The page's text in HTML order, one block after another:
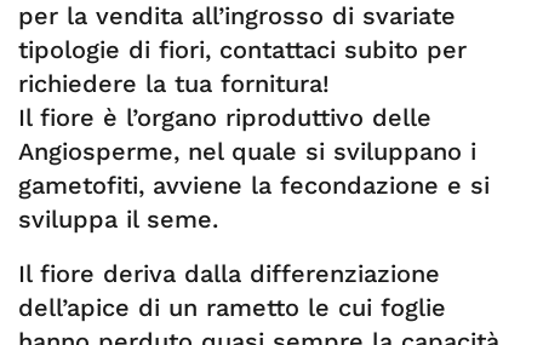
per la vendita all’ingrosso di svariate
tipologie di fiori, contattaci subito per
richiedere la tua fornitura!
Il fiore è l’organo riproduttivo delle
Angiosperme, nel quale si sviluppano i
gametofiti, avviene la fecondazione e si
sviluppa il seme.
Il fiore deriva dalla differenziazione
dell’apice di un rametto le cui foglie